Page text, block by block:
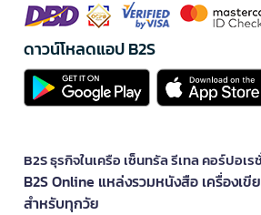
ดาวน์โหลดแอป B2S
B2S ธุรกิจในเครือ เซ็นทรัล รีเทล คอร์ปอเ
B2S Online แหล่งรวมหนังสือ เครื่องเขี
สำหรับทุกวัย